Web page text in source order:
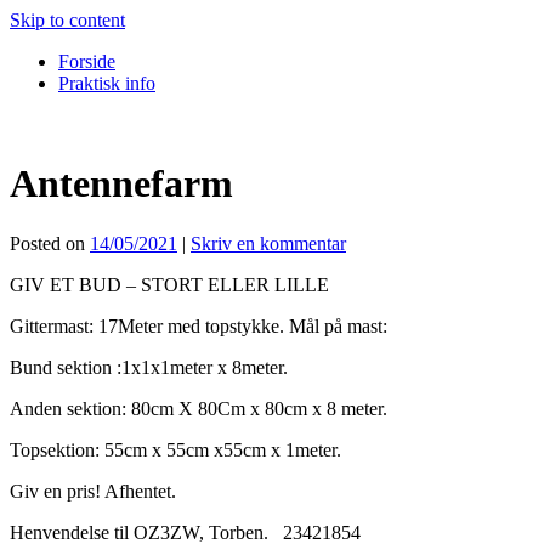
Skip to content
Forside
Praktisk info
Antennefarm
Posted on 14/05/2021 | Skriv en kommentar
GIV ET BUD – STORT ELLER LILLE
Gittermast: 17Meter med topstykke. Mål på mast:
Bund sektion :1x1x1meter x 8meter.
Anden sektion: 80cm X 80Cm x 80cm x 8 meter.
Topsektion: 55cm x 55cm x55cm x 1meter.
Giv en pris! Afhentet.
Henvendelse til OZ3ZW, Torben. 23421854